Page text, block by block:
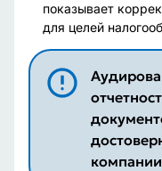
показывает
для целей